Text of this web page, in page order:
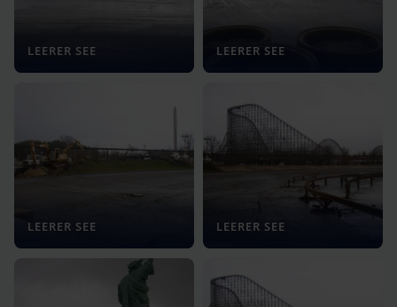
LEERER SEE LEERER SEE
LEERER SEE LEERER SEE